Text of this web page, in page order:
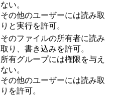
ない。
その他のユーザーには読み取
りと実行を許可。
そのファイルの所有者に読み
取り、書き込みを許可。
所有グループには権限を与え
ない。
その他のユーザーには読み取
りを許可。